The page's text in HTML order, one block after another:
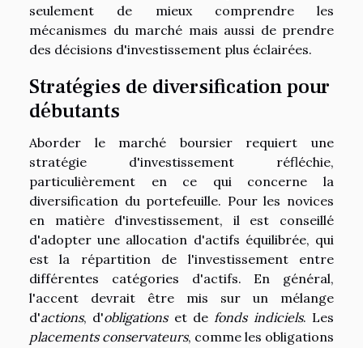
seulement de mieux comprendre les
mécanismes du marché mais aussi de prendre
des décisions d'investissement plus éclairées.
Stratégies de diversification pour
débutants
Aborder le marché boursier requiert une
stratégie d'investissement réfléchie,
particulièrement en ce qui concerne la
diversification du portefeuille. Pour les novices
en matière d'investissement, il est conseillé
d'adopter une allocation d'actifs équilibrée, qui
est la répartition de l'investissement entre
différentes catégories d'actifs. En général,
l'accent devrait être mis sur un mélange
d'actions, d'obligationset de fonds indiciels. Les
placements conservateurs, comme les obligations